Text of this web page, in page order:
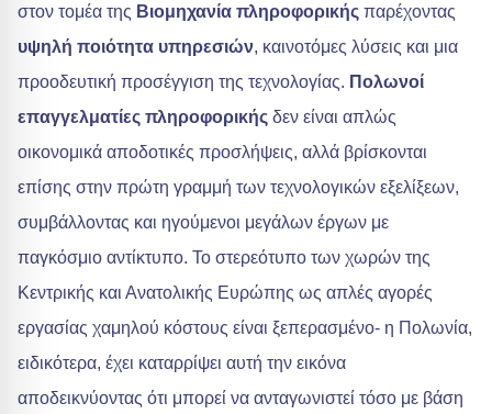
στον τομέα της Βιομηχανία πληροφορικής παρέχοντας
υψηλή ποιότητα υπηρεσιών, καινοτόμες λύσεις και μια
προοδευτική προσέγγιση της τεχνολογίας. Πολωνοί
επαγγελματίες πληροφορικής δεν είναι απλώς
οικονομικά αποδοτικές προσλήψεις, αλλά βρίσκονται
επίσης στην πρώτη γραμμή των τεχνολογικών εξελίξεων,
συμβάλλοντας και ηγούμενοι μεγάλων έργων με
παγκόσμιο αντίκτυπο. Το στερεότυπο των χωρών της
Κεντρικής και Ανατολικής Ευρώπης ως απλές αγορές
εργασίας χαμηλού κόστους είναι ξεπερασμένο- η Πολωνία,
ειδικότερα, έχει καταρρίψει αυτή την εικόνα
αποδεικνύοντας ότι μπορεί να ανταγωνιστεί τόσο με βάση